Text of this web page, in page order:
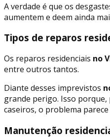
A verdade é que os
aumentem e deem ainda
Tipos de reparos
Os reparos residenciais no
entre outros tantos.
Diante desses imprevistos
grande perigo. Isso porque,
caseiros, o problema
Manutenção